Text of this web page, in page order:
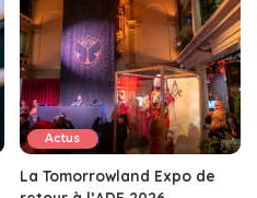
Actus
La Tomorrowland Expo de